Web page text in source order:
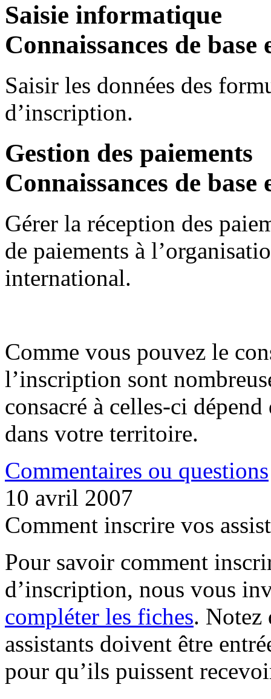
Saisie informatique
Connaissances de
Saisir les données des
d’inscription.
Gestion des paiements
Connaissances de
Gérer la réception des
de paiements à
international.
Comme vous pouvez le
l’inscription sont
consacré à celles-ci
dans votre territoire.
Commentaires ou questions
10 avril 2007
Comment inscrire vos
Pour savoir comment
d’inscription, nous vous
compléter les fiches. Notez
assistants doivent être
pour qu’ils puissent